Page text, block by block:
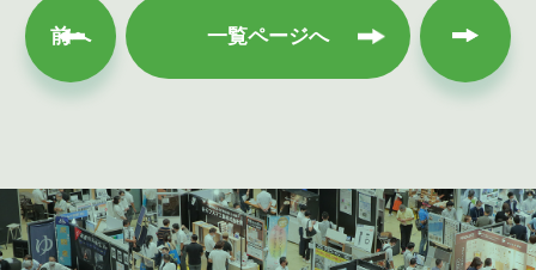
前へ 一覧ページへ
次へ